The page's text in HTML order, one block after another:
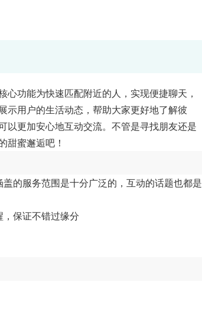
功能为快速匹配附近的人，实现便捷聊天，
示用户的生活动态，帮助大家更好地了解彼
以更加安心地互动交流。不管是寻找朋友还是
甜蜜邂逅吧！
的服务范围是十分广泛的，互动的话题也都是
保证不错过缘分